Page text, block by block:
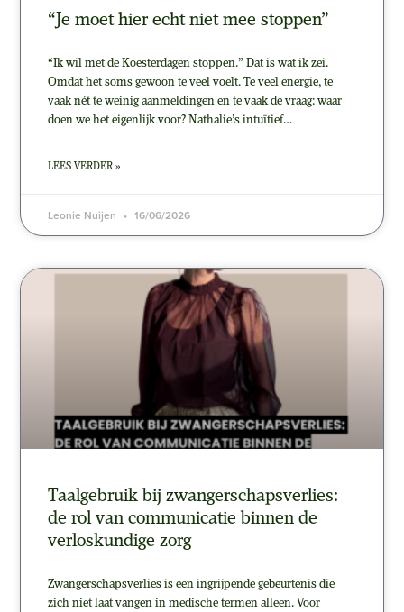
“Je moet hier echt niet mee stoppen”
“Ik wil met de Koesterdagen stoppen.” Dat is wat ik zei.
Omdat het soms gewoon te veel voelt. Te veel energie, te
vaak nét te weinig aanmeldingen en te vaak de vraag: waar
doen we het eigenlijk voor? Nathalie’s intuïtief…
LEES VERDER »
Leonie Nuijen 16/06/2026
Taalgebruik bij zwangerschapsverlies:
de rol van communicatie binnen de
verloskundige zorg
Zwangerschapsverlies is een ingrijpende gebeurtenis die
zich niet laat vangen in medische termen alleen. Voor